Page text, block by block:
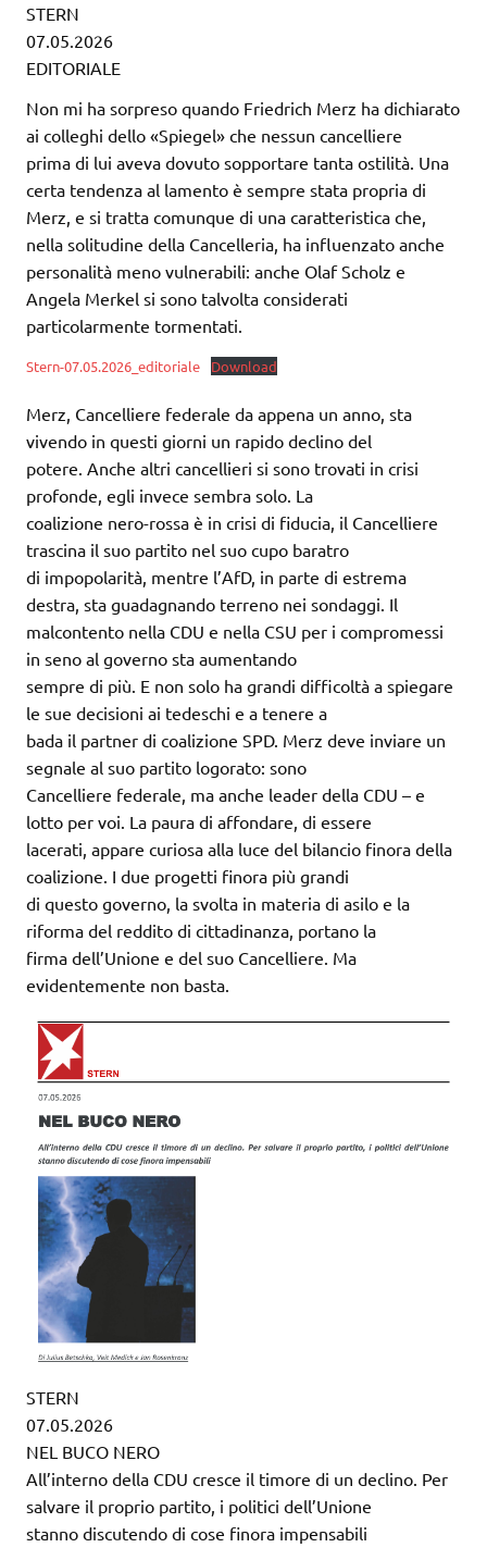
STERN
07.05.2026
EDITORIALE
Non mi ha sorpreso quando Friedrich Merz ha dichiarato
ai colleghi dello «Spiegel» che nessun cancelliere
prima di lui aveva dovuto sopportare tanta ostilità. Una
certa tendenza al lamento è sempre stata propria di
Merz, e si tratta comunque di una caratteristica che,
nella solitudine della Cancelleria, ha influenzato anche
personalità meno vulnerabili: anche Olaf Scholz e
Angela Merkel si sono talvolta considerati
particolarmente tormentati.
Stern-07.05.2026_editoriale Download
Merz, Cancelliere federale da appena un anno, sta
vivendo in questi giorni un rapido declino del
potere. Anche altri cancellieri si sono trovati in crisi
profonde, egli invece sembra solo. La
coalizione nero-rossa è in crisi di fiducia, il Cancelliere
trascina il suo partito nel suo cupo baratro
di impopolarità, mentre l’AfD, in parte di estrema
destra, sta guadagnando terreno nei sondaggi. Il
malcontento nella CDU e nella CSU per i compromessi
in seno al governo sta aumentando
sempre di più. E non solo ha grandi difficoltà a spiegare
le sue decisioni ai tedeschi e a tenere a
bada il partner di coalizione SPD. Merz deve inviare un
segnale al suo partito logorato: sono
Cancelliere federale, ma anche leader della CDU – e
lotto per voi. La paura di affondare, di essere
lacerati, appare curiosa alla luce del bilancio finora della
coalizione. I due progetti finora più grandi
di questo governo, la svolta in materia di asilo e la
riforma del reddito di cittadinanza, portano la
firma dell’Unione e del suo Cancelliere. Ma
evidentemente non basta.
STERN
07.05.2026
NEL BUCO NERO
All’interno della CDU cresce il timore di un declino. Per
salvare il proprio partito, i politici dell’Unione
stanno discutendo di cose finora impensabili